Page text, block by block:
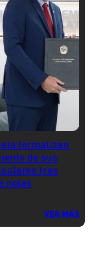
formalizan
de sus
tras
notas
VER MÁS